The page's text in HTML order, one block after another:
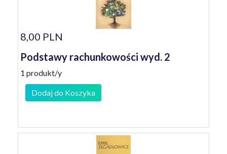
8,00 PLN
Podstawy rachunkowości wyd. 2
1 produkt/y
Dodaj do Koszyka